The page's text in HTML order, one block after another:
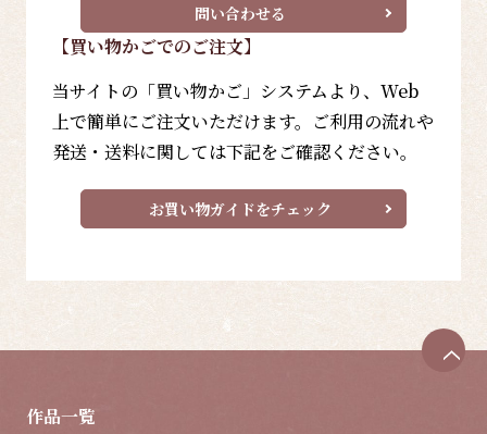
問い合わせる
【買い物かごでのご注文】
当サイトの「買い物かご」システムより、Web
上で簡単にご注文いただけます。ご利用の流れや
発送・送料に関しては下記をご確認ください。
お買い物ガイドをチェック
作品一覧
ペ